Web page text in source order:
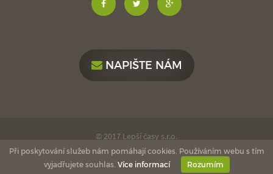
NAPIŠTE NÁM
© 2017 Lepší časy s.r.o.
made with
love
byesmedia
Při poskytování služeb nám pomáhají cookies. Používáním webu s tím
vyjadřujete souhlas. Více informací Rozumím